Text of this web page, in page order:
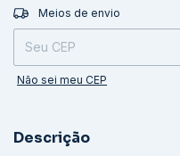
Entregas para o CEP:
Meios de envio
Não sei meu CEP
Descrição